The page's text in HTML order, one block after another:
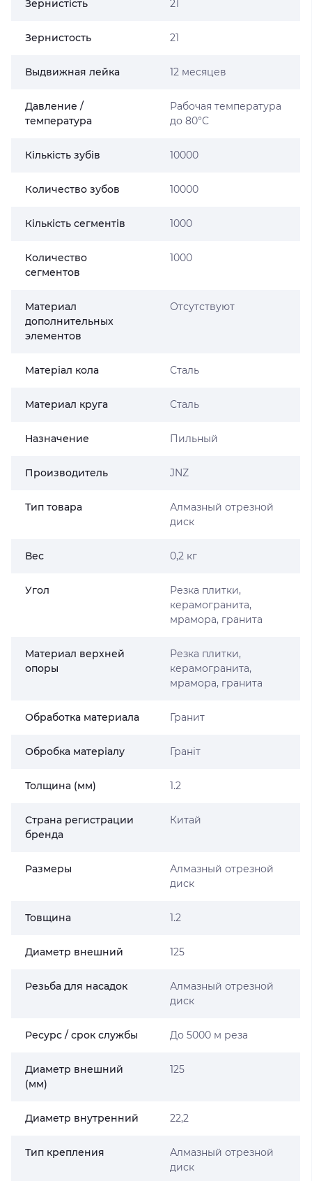
Зернистість 21
Зернистость 21
Выдвижная лейка 12 месяцев
Давление /
температура
Рабочая температура
до 80°C
Кількість зубів 10000
Количество зубов 10000
Кількість сегментів 1000
Количество
сегментов
1000
Материал
дополнительных
элементов
Отсутствуют
Матеріал кола Сталь
Материал круга Сталь
Назначение Пильный
Производитель JNZ
Тип товара
Алмазный отрезной
диск
Вес 0,2 кг
Угол
Резка плитки,
керамогранита,
мрамора, гранита
Материал верхней
опоры
Резка плитки,
керамогранита,
мрамора, гранита
Обработка материала Гранит
Обробка матеріалу Граніт
Толщина (мм) 1.2
Страна регистрации
бренда
Китай
Размеры
Алмазный отрезной
диск
Товщина 1.2
Диаметр внешний 125
Резьба для насадок
Алмазный отрезной
диск
Ресурс / срок службы До 5000 м реза
Диаметр внешний
(мм)
125
Диаметр внутренний 22,2
Тип крепления
Алмазный отрезной
диск